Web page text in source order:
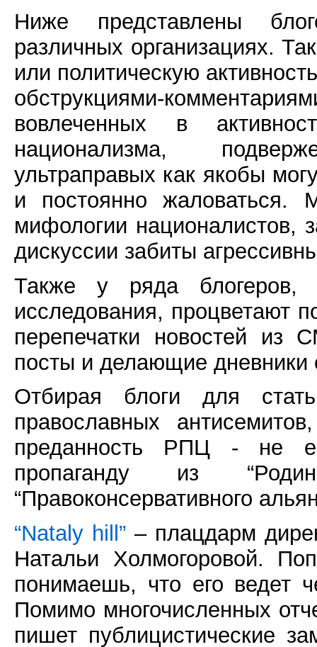
Ниже представлены
различных организациях.
или политическую
обструкциями-
вовлеченных в
национализма,
ультраправых как якобы
и постоянно жаловаться.
мифологии националистов,
дискуссии забиты
Также у ряда блогеров,
исследования, процветают
перепечатки новостей из
посты и делающие дневники
Отбирая блоги для
православных
преданность РПЦ - не
пропаганду из
“Правоконсервативного
“Nataly hill” – плацдарм
Натальи Холмогоровой.
понимаешь, что его ведет
Помимо многочисленных
пишет публицистические